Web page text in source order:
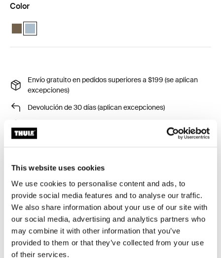
This website uses cookies
We use cookies to personalise content and ads, to
provide social media features and to analyse our traffic.
We also share information about your use of our site with
our social media, advertising and analytics partners who
may combine it with other information that you’ve
provided to them or that they’ve collected from your use
of their services.
Color
Thule Chasm small gear cube Caqui oscuro
Thule Chasm small gear cube Gris estanque (selected)
Envío gratuito en pedidos superiores a $199 (se aplican
excepciones)
Devolución de 30 días (aplican excepciones)
Product Locator by Locally
Thule Chasm gear cube es una bolsa duradera y
versátil, perfecta para mantener pequeños objetos
contenidos. Úsala por sí sola o combínala con otros
gear cubes para una organización óptima.